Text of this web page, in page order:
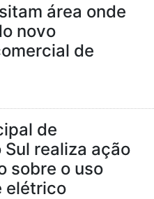
área onde
novo
de
de
realiza ação
sobre o uso
elétrico